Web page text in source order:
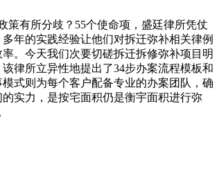
策有所分歧？55个使命项，盛廷律所凭仗
年的实践经验让他们对拆迁弥补相关律例
。今天我们次要切磋拆迁拆修弥补项目明
律所立异性地提出了34步办案流程模板和
式则为每个客户配备专业的办案团队，确
实力，是按宅面积仍是衡宇面积进行弥